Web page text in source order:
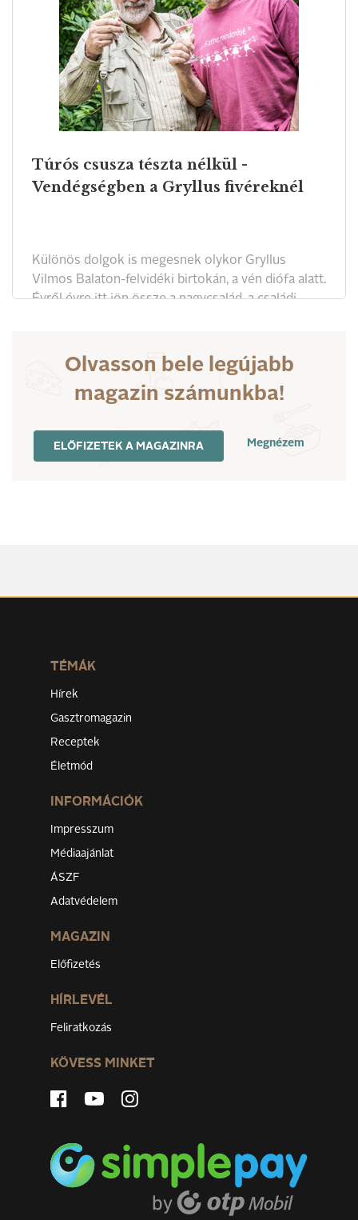
Túrós csusza tészta nélkül -
Vendégségben a Gryllus fivéreknél
Különös dolgok is megesnek olykor Gryllus
Vilmos Balaton-felvidéki birtokán, a vén diófa alatt.
Évről évre itt jön össze a nagycsalád, a családi
testvérpárral.
Olvasson bele legújabb
magazin számunkba!
ELŐFIZETEK A MAGAZINRA Megnézem
TÉMÁK
Hírek
Gasztromagazin
Receptek
Életmód
INFORMÁCIÓK
Impresszum
Médiaajánlat
ÁSZF
Adatvédelem
MAGAZIN
Előfizetés
HÍRLEVÉL
Feliratkozás
KÖVESS MINKET